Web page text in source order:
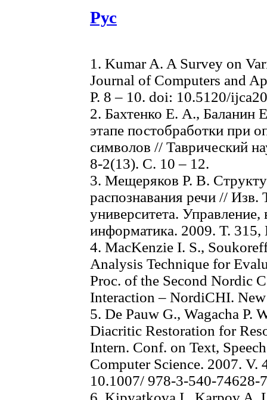
Рус
1. Kumar A. A Survey on
Journal of Computers and
P. 8 – 10. doi: 10.5120/
2. Бахтенко Е. А., Баланин
этапе постобработки при
символов // Таврический
8-2(13). C. 10 – 12.
3. Мещеряков Р. В.
распознавания речи // Изв.
университета.
информатика. 2009. Т.
4. MacKenzie I. S.,
Analysis Technique for
Proc. of the Second Nordic
Interaction – NordiCHI.
5. De Pauw G., Wagacha P.
Diacritic Restoration for
Intern. Conf. on Text,
Computer Science. 2007. V.
10.1007/ 978-3-540-74628-